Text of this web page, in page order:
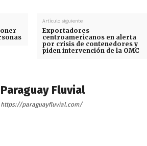
Artículo siguiente
Exportadores
centroamericanos en alerta
por crisis de contenedores y
piden intervención de la OMC
Paraguay Fluvial
https://paraguayfluvial.com/